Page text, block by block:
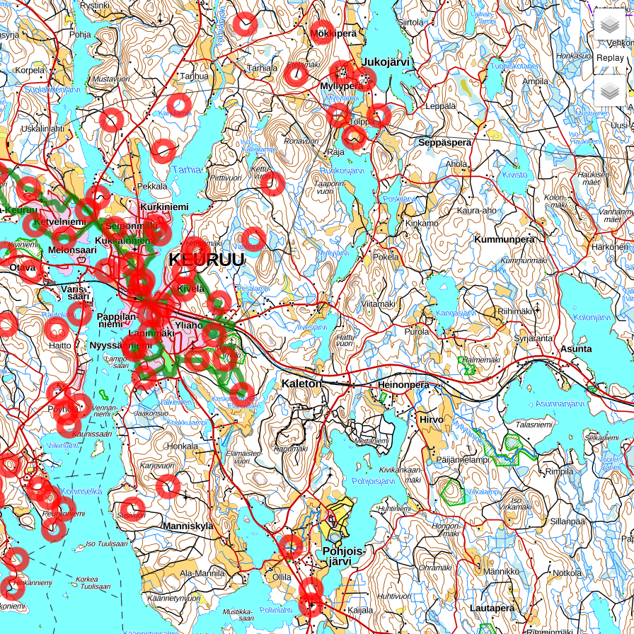
Replay